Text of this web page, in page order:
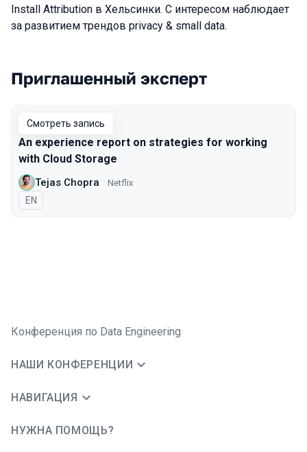
Install Attribution в Хельсинки. С интересом наблюдает
за развитием трендов privacy & small data.
Выступления в сезоне 2021
Приглашенный эксперт
Смотреть запись
An experience report on strategies for working
with Cloud Storage
Tejas Chopra Netflix
На английском языке
EN
Конференция по Data Engineering
НАШИ КОНФЕРЕНЦИИ
НАВИГАЦИЯ
НУЖНА ПОМОЩЬ?